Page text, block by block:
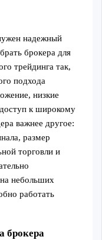
надежный
брокера для
трейдинга так,
подхода
низкие
к широкому
важнее другое:
размер
торговли и
на небольших
работать
брокера